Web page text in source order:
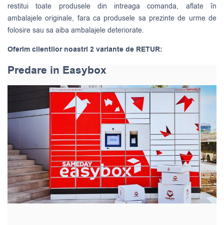
restitui toate produsele din intreaga comanda, aflate în
ambalajele originale, fara ca produsele sa prezinte de urme de
folosire sau sa aiba ambalajele deteriorate.
Oferim clientilor noastri 2 variante de RETUR:
Predare in Easybox